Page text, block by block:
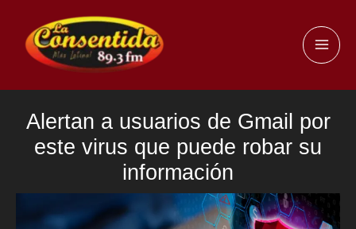
contenido
Alertan a usuarios de Gmail por
este virus que puede robar su
información